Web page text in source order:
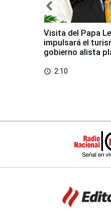
Visita del Papa
impulsará el
gobierno alista
access_time 2:10